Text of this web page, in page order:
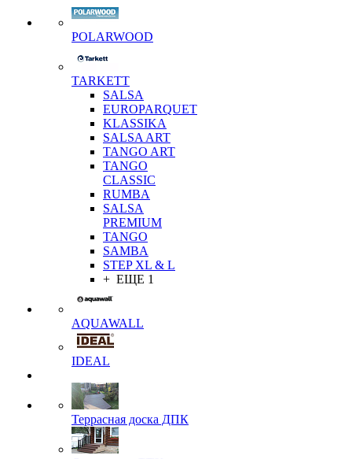
POLARWOOD
TARKETT
SALSA
EUROPARQUET
KLASSIKA
SALSA ART
TANGO ART
TANGO
CLASSIC
RUMBA
SALSA
PREMIUM
TANGO
SAMBA
STEP XL & L
+ ЕЩЕ 1
AQUAWALL
IDEAL
Террасная доска ДПК